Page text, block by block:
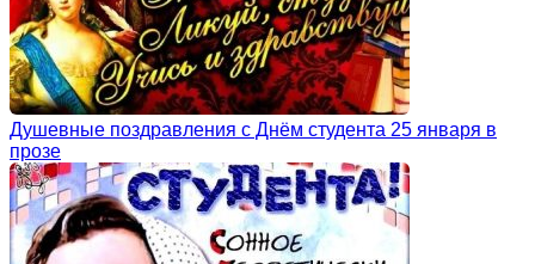
Душевные поздравления с Днём студента 25 января в
прозе